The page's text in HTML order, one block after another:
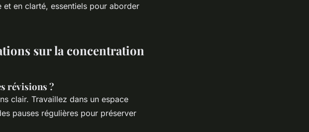
en clarté, essentiels pour aborder
sur la concentration
révisions ?
clair. Travaillez dans un espace
pauses régulières pour préserver